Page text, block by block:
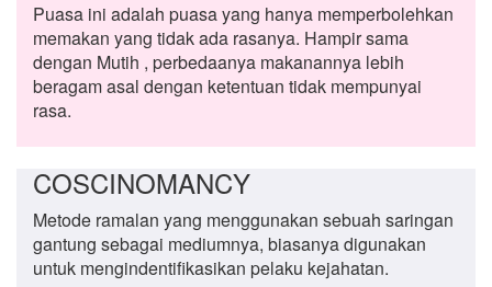
Puasa ini adalah puasa yang hanya memperbolehkan
memakan yang tidak ada rasanya. Hampir sama
dengan Mutih , perbedaanya makanannya lebih
beragam asal dengan ketentuan tidak mempunyai
rasa.
COSCINOMANCY
Metode ramalan yang menggunakan sebuah saringan
gantung sebagai mediumnya, biasanya digunakan
untuk mengindentifikasikan pelaku kejahatan.